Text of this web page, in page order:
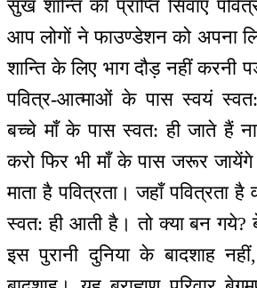
सुख शान्ति की प्राप्ति सिवाए
आप लोगों ने फाउण्डेशन को अपना
शान्ति के लिए भाग दौड़ नहीं करनी
पवित्र-आत्माओं के पास स्वयं
बच्चे माँ के पास स्वत: ही जाते हैं
करो फिर भी माँ के पास जरूर
माता है पवित्रता। जहाँ पवित्रता
स्वत: ही आती है। तो क्या बन गये?
इस पुरानी दुनिया के बादशाह